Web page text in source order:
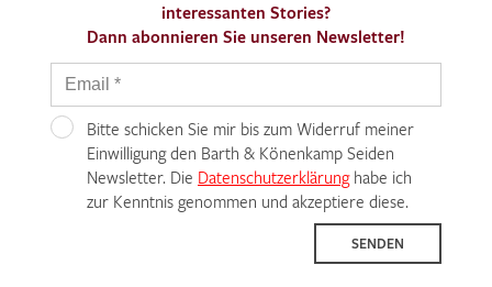
interessanten Stories?
Dann abonnieren Sie unseren Newsletter!
Bitte schicken Sie mir bis zum Widerruf meiner
Einwilligung den Barth & Könenkamp Seiden
Newsletter. Die Datenschutzerklärunghabe ich
zur Kenntnis genommen und akzeptiere diese.
SENDEN